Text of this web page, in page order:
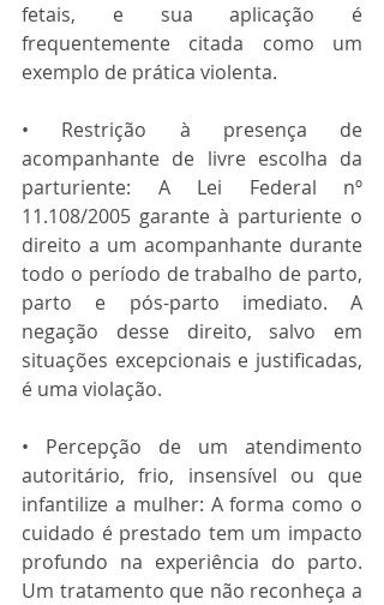
fetais, e sua aplicação é
frequentemente citada como um
exemplo de prática violenta.
• Restrição à presença de
acompanhante de livre escolha da
parturiente: A Lei Federal nº
11.108/2005 garante à parturiente o
direito a um acompanhante durante
todo o período de trabalho de parto,
parto e pós-parto imediato. A
negação desse direito, salvo em
situações excepcionais e justificadas,
é uma violação.
• Percepção de um atendimento
autoritário, frio, insensível ou que
infantilize a mulher: A forma como o
cuidado é prestado tem um impacto
profundo na experiência do parto.
Um tratamento que não reconheça a